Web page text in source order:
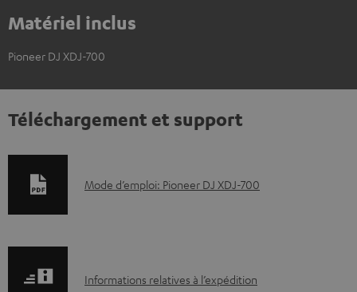
Matériel inclus
Pioneer DJ XDJ-700
Téléchargement et support
D
m
Mode d’emploi: Pioneer DJ XDJ-700
IInformations relatives à l’expédition